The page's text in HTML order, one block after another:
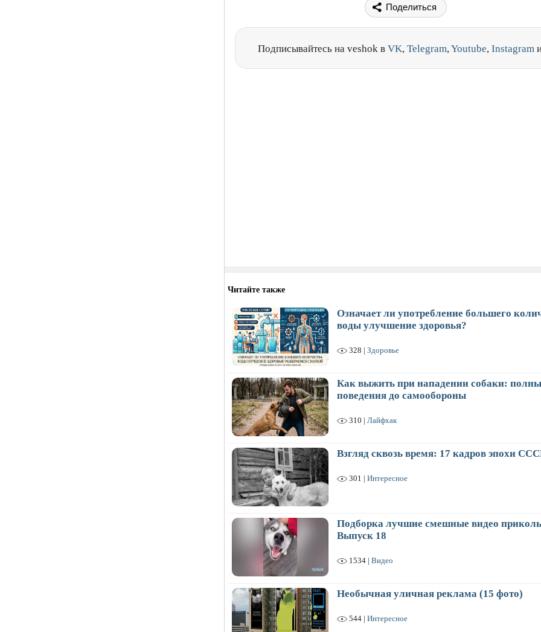
Поделиться
Подписывайтесь на veshok в VK, Telegram, Youtube, Instagram
Читайте также
Означает ли употребление большего
воды улучшение здоровья?
328 | Здоровье
Как выжить при нападении собаки:
поведения до самообороны
310 | Лайфхак
Взгляд сквозь время: 17 кадров эпохи
301 | Интересное
Подборка лучшие смешные видео
Выпуск 18
1534 | Видео
Необычная уличная реклама (15 фото)
544 | Интересное